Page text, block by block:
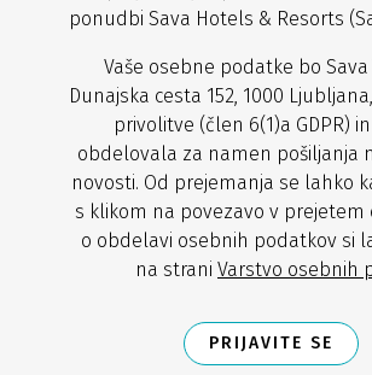
ponudbi Sava Hotels & Resorts
Vaše osebne podatke bo Sava
Dunajska cesta 152, 1000
privolitve (člen 6(1)a GDPR)
obdelovala za namen pošiljanja
novosti. Od prejemanja se lahko
s klikom na povezavo v prejetem
o obdelavi osebnih podatkov si
na strani Varstvo osebnih
PRIJAVITE SE